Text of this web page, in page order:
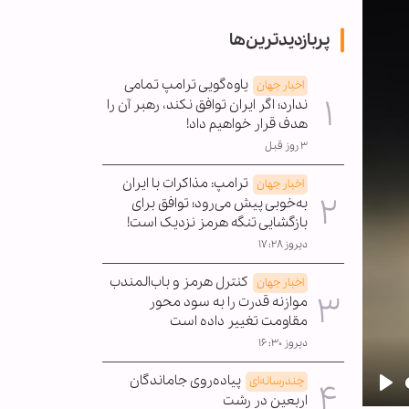
پربازدیدترین‌ها
اخبار جهان یاوه‌گویی ترامپ تمامی
ندارد؛ اگر ایران توافق نکند، رهبر آن را
هدف قرار خواهیم داد!
۳ روز قبل
اخبار جهان ترامپ: مذاکرات با ایران
به‌خوبی پیش می‌رود؛ توافق برای
بازگشایی تنگه هرمز نزدیک است!
دیروز ۱۷:۲۸
اخبار جهان کنترل هرمز و باب‌المندب
موازنه قدرت را به سود محور
مقاومت تغییر داده است
دیروز ۱۶:۳۰
چندرسانه‌ای پیاده‌روی جاماندگان
اربعین در رشت